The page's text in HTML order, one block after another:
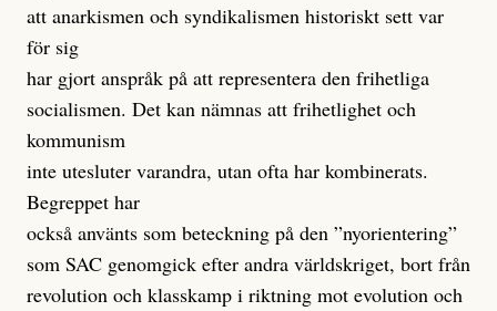
att anarkismen och syndikalismen historiskt sett var
för sig
har gjort anspråk på att representera den frihetliga
socialismen. Det kan nämnas att frihetlighet och
kommunism
inte utesluter varandra, utan ofta har kombinerats.
Begreppet har
också använts som beteckning på den ”nyorientering”
som SAC genomgick efter andra världskriget, bort från
revolution och klasskamp i riktning mot evolution och